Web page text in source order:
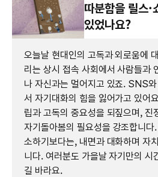
따분함을 릴스·
있었나요?
오늘날 현대인의 고독과 외로움에
리는 상시 접속 사회에서 사람들과
나 자신과는 멀어지고 있죠. SNS
서 자기대화의 힘을 잃어가고 있어
립과 고독의 중요성을 되짚으며, 진
자기돌아봄의 필요성을 강조합니다
소하기보다는, 내면과 대화하며 자
니다. 여러분도 가을날 자기만의 시
길 바라요.